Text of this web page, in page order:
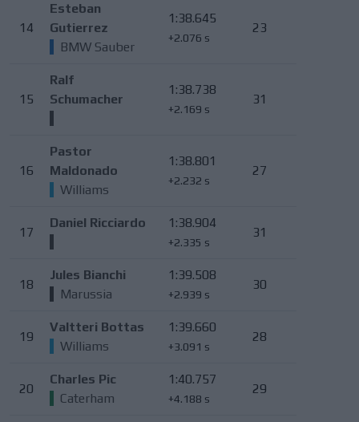
14
Esteban
Gutierrez
BMW Sauber
1:38.645
+2.076 s
23
15
Ralf
Schumacher
1:38.738
+2.169 s
31
16
Pastor
Maldonado
Williams
1:38.801
+2.232 s
27
17
Daniel Ricciardo 1:38.904
+2.335 s
31
18
Jules Bianchi
Marussia
1:39.508
+2.939 s
30
19
Valtteri Bottas
Williams
1:39.660
+3.091 s
28
20
Charles Pic
Caterham
1:40.757
+4.188 s
29